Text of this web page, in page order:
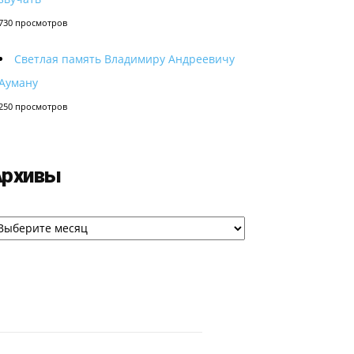
просмотров
Светлая память Владимиру Андреевичу
просмотров